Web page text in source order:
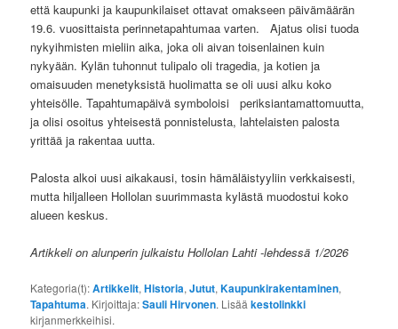
että kaupunki ja kaupunkilaiset ottavat omakseen päivämäärän
19.6. vuosittaista perinnetapahtumaa varten. Ajatus olisi tuoda
nykyihmisten mieliin aika, joka oli aivan toisenlainen kuin
nykyään. Kylän tuhonnut tulipalo oli tragedia, ja kotien ja
omaisuuden menetyksistä huolimatta se oli uusi alku koko
yhteisölle. Tapahtumapäivä symboloisi periksiantamattomuutta,
ja olisi osoitus yhteisestä ponnistelusta, lahtelaisten palosta
yrittää ja rakentaa uutta.
Palosta alkoi uusi aikakausi, tosin hämäläistyyliin verkkaisesti,
mutta hiljalleen Hollolan suurimmasta kylästä muodostui koko
alueen keskus.
Artikkeli on alunperin julkaistu Hollolan Lahti -lehdessä 1/2026
Kategoria(t):Artikkelit,Historia,Jutut,Kaupunkirakentaminen,
Tapahtuma. Kirjoittaja:Sauli Hirvonen. Lisääkestolinkki
kirjanmerkkeihisi.